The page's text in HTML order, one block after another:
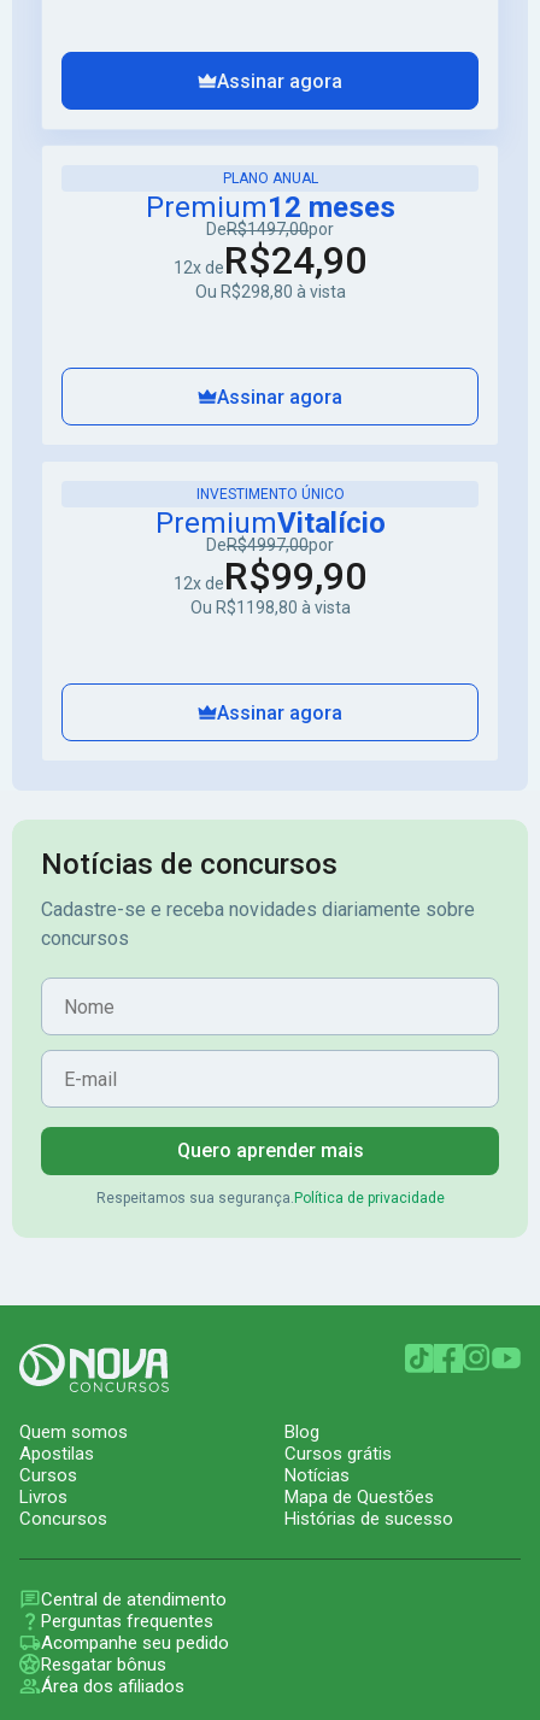
Assinar agora
PLANO ANUAL
Premium12 meses
DeR$1497,00por
12x deR$24,90
Ou R$298,80 à vista
Assinar agora
INVESTIMENTO ÚNICO
PremiumVitalício
DeR$4997,00por
12x deR$99,90
Ou R$1198,80 à vista
Assinar agora
Notícias de concursos
Cadastre-se e receba novidades diariamente sobre
concursos
Nome
E-mail
Quero aprender mais
Respeitamos sua segurança. Política de privacidade
Quem somos
Apostilas
Cursos
Livros
Concursos
Blog
Cursos grátis
Notícias
Mapa de Questões
Histórias de sucesso
Central de atendimento
Perguntas frequentes
Acompanhe seu pedido
Resgatar bônus
Área dos afiliados